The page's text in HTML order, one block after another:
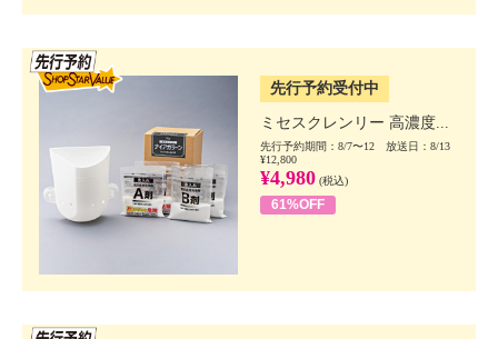
先行予約受付中
ミセスクレンリー 高濃度...
先行予約期間：8/7〜12 放送日：8/13
¥12,800
¥4,980 (税込)
61%OFF